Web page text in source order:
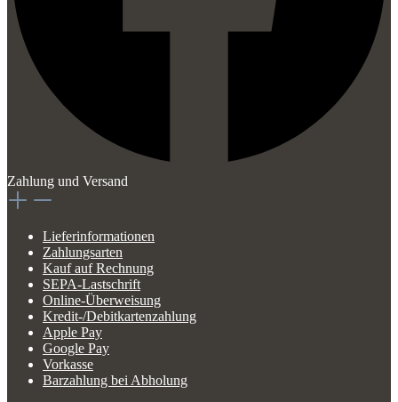
Zahlung und Versand
Lieferinformationen
Zahlungsarten
Kauf auf Rechnung
SEPA-Lastschrift
Online-Überweisung
Kredit-/Debitkartenzahlung
Apple Pay
Google Pay
Vorkasse
Barzahlung bei Abholung